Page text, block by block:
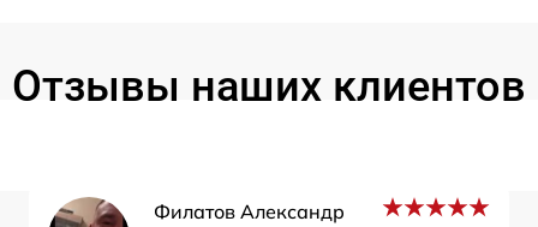
Отзывы наших клиентов
Филатов Александр